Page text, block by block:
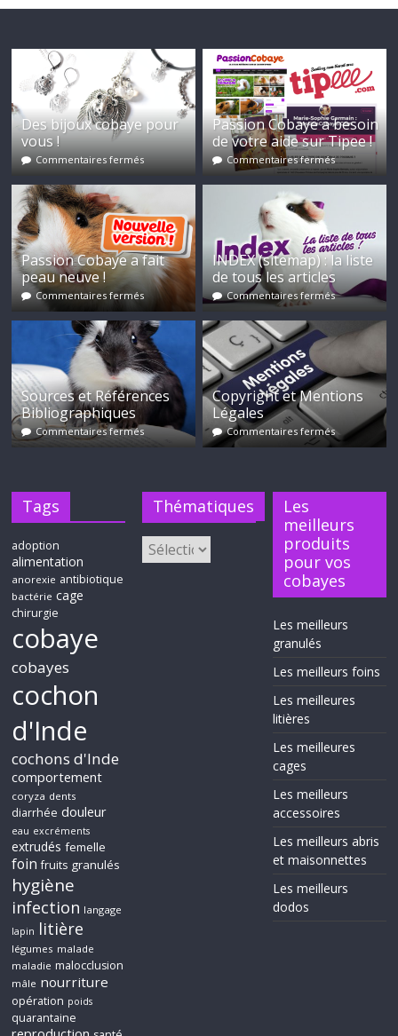
Des bijoux cobaye pour
vous !
Commentaires fermés
Passion Cobaye a besoin
de votre aide sur Tipee !
Commentaires fermés
Passion Cobaye a fait
peau neuve !
Commentaires fermés
INDEX (sitemap) : la liste
de tous les articles
Commentaires fermés
Sources et Références
Bibliographiques
Commentaires fermés
Copyright et Mentions
Légales
Commentaires fermés
Tags
adoption
alimentation
anorexie antibiotique
bactérie cage
chirurgie
cobaye
cobayes
cochon
d'Inde
cochons d'Inde
comportement
coryza dents
diarrhée douleur
eau excréments
extrudés femelle
foin fruits granulés
hygiène
infection langage
lapin litière
légumes malade
maladie malocclusion
mâle nourriture
opération poids
quarantaine
Thématiques
Les
meilleurs
produits
pour vos
cobayes
Les meilleurs
granulés
Les meilleurs foins
Les meilleures
litières
Les meilleures
cages
Les meilleurs
accessoires
Les meilleurs abris
et maisonnettes
Les meilleurs
dodos